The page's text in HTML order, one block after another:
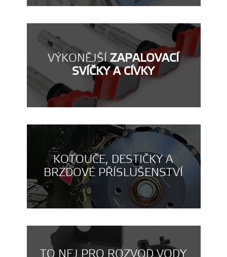
VÝKONĚJŠÍZAPALOVACÍ
SVÍČKY A CÍVKY
KOTOUČE, DESTIČKY A
BRZDOVÉ PŘÍSLUŠENSTVÍ
TO NEJ PRO ROZVOD VODY